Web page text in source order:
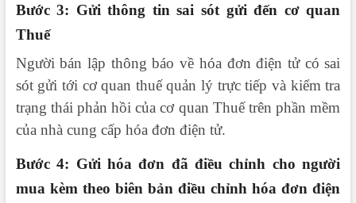
Bước 3: Gửi thông tin sai sót gửi đến cơ quan
Thuế
Người bán lập thông báo về hóa đơn điện tử có sai
sót gửi tới cơ quan thuế quản lý trực tiếp và kiểm tra
trạng thái phản hồi của cơ quan Thuế trên phần mềm
của nhà cung cấp hóa đơn điện tử.
Bước 4: Gửi hóa đơn đã điều chỉnh cho người
mua kèm theo biên bản điều chỉnh hóa đơn điện